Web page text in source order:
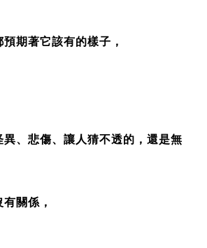
期著它該有的樣子，
、悲傷、讓人猜不透的，還是無
關係，